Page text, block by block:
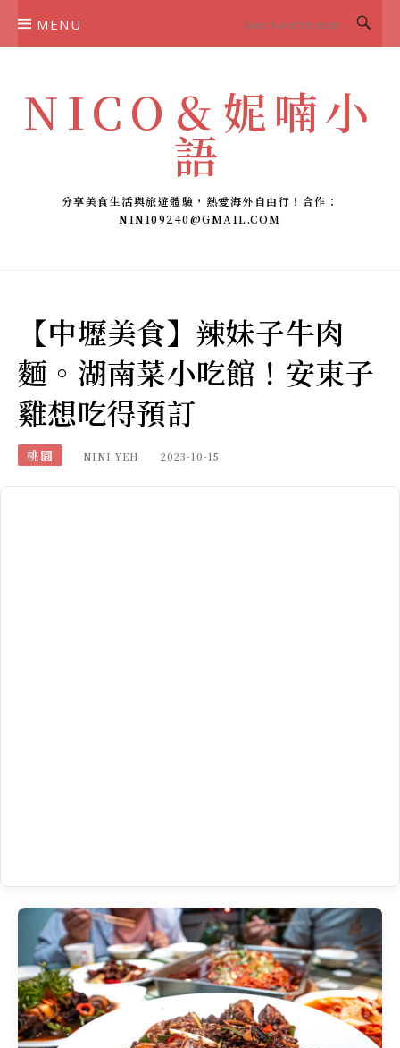
MENU
NICO＆妮喃小
語
分享美食生活與旅遊體驗，熱愛海外自由行！合作：
NINI09240@GMAIL.COM
【中壢美食】辣妹子牛肉
麵。湖南菜小吃館！安東子
雞想吃得預訂
桃園 NINI YEH 2023-10-15